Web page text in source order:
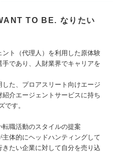
TO BE. なりたい
ト（代理人）を利用した原体験
であり、人財業界でキャリアを
た、プロアスリート向けエージ
介エージェントサービスに持ち
です。
職活動のスタイルの提案
体的にヘッドハンティングして
たい企業に対して自分を売り込